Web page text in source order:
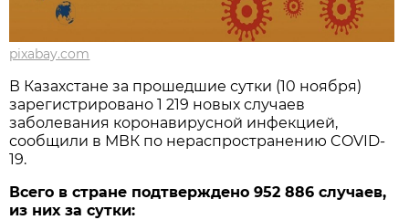
pixabay.com
В Казахстане за прошедшие сутки (10 ноября)
зарегистрировано 1 219 новых случаев
заболевания коронавирусной инфекцией,
сообщили в МВК по нераспространению COVID-
19.
Всего в стране подтверждено 952 886 случаев,
из них за сутки: